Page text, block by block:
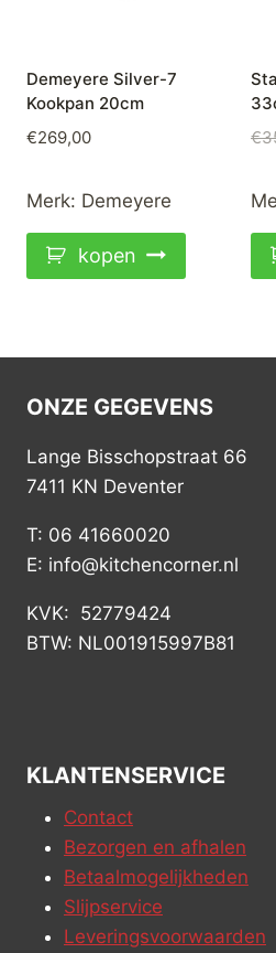
Demeyere Silver-7
Kookpan 20cm
€269,00
Merk: Demeyere
kopen
€
ONZE GEGEVENS
Lange Bisschopstraat 66
7411 KN Deventer
T: 06 41660020
E: info@kitchencorner.nl
KVK: 52779424
BTW: NL001915997B81
KLANTENSERVICE
Contact
Bezorgen en afhalen
Betaalmogelijkheden
Slijpservice
Leveringsvoorwaarden